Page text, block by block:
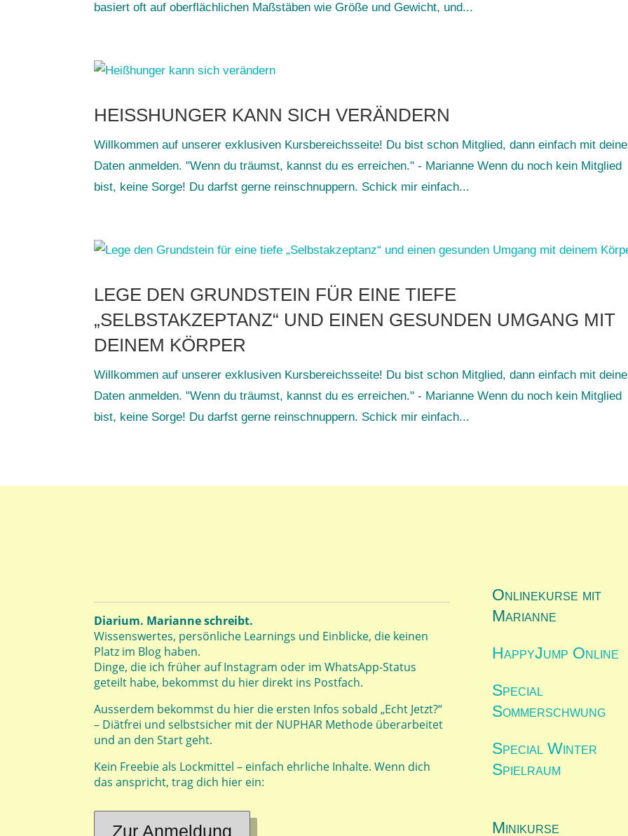
basiert oft auf oberflächlichen Maßstäben wie Größe und Gewicht, und...
HEISSHUNGER KANN SICH VERÄNDERN
Willkommen auf unserer exklusiven Kursbereichsseite! Du bist schon Mitglied, dann einfach mit
Daten anmelden. "Wenn du träumst, kannst du es erreichen." - Marianne Wenn du noch kein Mitglied
bist, keine Sorge! Du darfst gerne reinschnuppern. Schick mir einfach...
LEGE DEN GRUNDSTEIN FÜR EINE TIEFE
„SELBSTAKZEPTANZ“ UND EINEN GESUNDEN UMGANG MIT
DEINEM KÖRPER
Willkommen auf unserer exklusiven Kursbereichsseite! Du bist schon Mitglied, dann einfach mit
Daten anmelden. "Wenn du träumst, kannst du es erreichen." - Marianne Wenn du noch kein Mitglied
bist, keine Sorge! Du darfst gerne reinschnuppern. Schick mir einfach...
Diarium. Marianne schreibt.
Wissenswertes, persönliche Learnings und Einblicke, die keinen
Platz im Blog haben.
Dinge, die ich früher auf Instagram oder im WhatsApp-Status
geteilt habe, bekommst du hier direkt ins Postfach.
Ausserdem bekommst du hier die ersten Infos sobald „Echt Jetzt?“
– Diätfrei und selbstsicher mit der NUPHAR Methode überarbeitet
und an den Start geht.
Kein Freebie als Lockmittel – einfach ehrliche Inhalte. Wenn dich
das anspricht, trag dich hier ein:
Zur Anmeldung
Onlinekurse mit
Marianne
HappyJump Online
Special
Sommerschwung
Special Winter
Spielraum
Minikurse